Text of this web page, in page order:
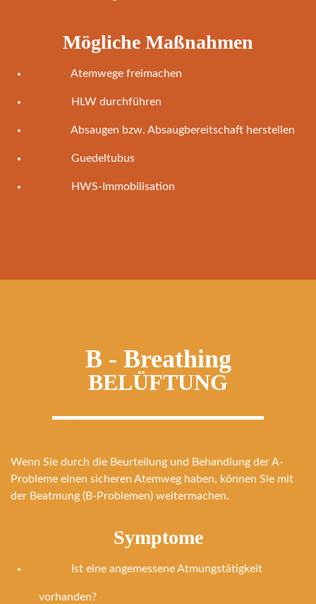
Mögliche Maßnahmen
Atemwege freimachen
HLW durchführen
Absaugen bzw. Absaugbereitschaft herstellen
Guedeltubus
HWS-Immobilisation
B - Breathing
BELÜFTUNG
Wenn Sie durch die Beurteilung und Behandlung der A-
Probleme einen sicheren Atemweg haben, können Sie mit
der Beatmung (B-Problemen) weitermachen.
Symptome
Ist eine angemessene Atmungstätigkeit
vorhanden?